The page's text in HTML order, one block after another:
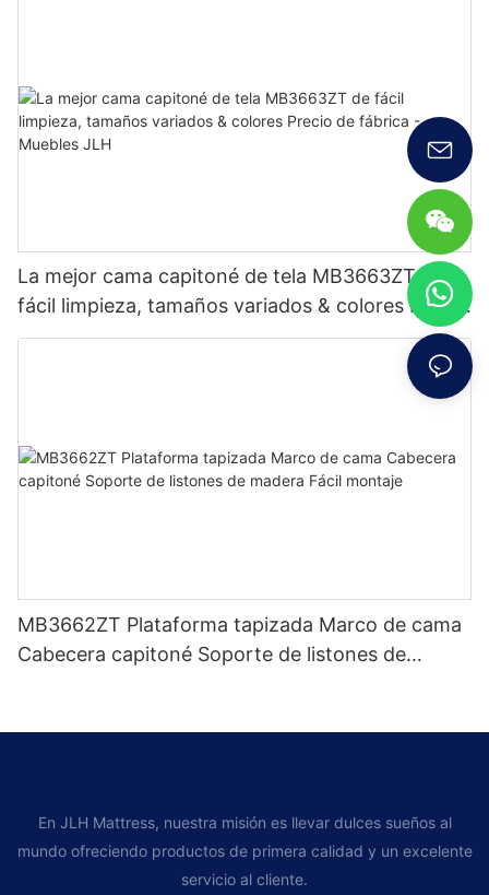
La mejor cama capitoné de tela MB3663ZT de
fácil limpieza, tamaños variados & colores Precio
de fábrica - Muebles JLH
MB3662ZT Plataforma tapizada Marco de cama
Cabecera capitoné Soporte de listones de
En JLH Mattress, nuestra misión es llevar dulces sueños al
mundo ofreciendo productos de primera calidad y un excelente
servicio al cliente.